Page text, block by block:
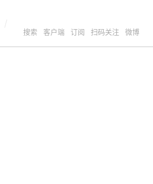
搜索 客户端 订阅 扫码关注 微博